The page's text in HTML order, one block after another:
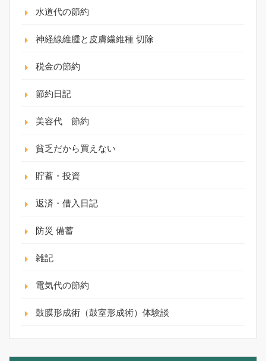
水道代の節約
神経線維腫と皮膚繊維種 切除
税金の節約
節約日記
美容代 節約
貧乏だから買えない
貯蓄・投資
返済・借入日記
防災 備蓄
雑記
電気代の節約
鼓膜形成術（鼓室形成術）体験談